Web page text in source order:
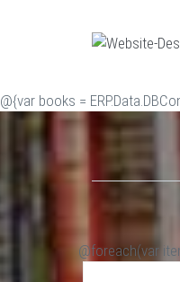
@{var books =
@foreach(var